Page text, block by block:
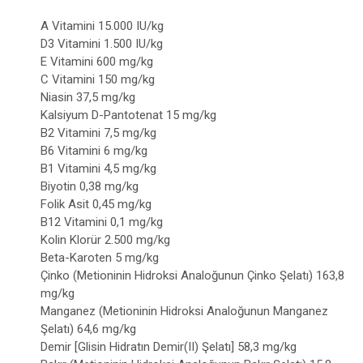
A Vitamini 15.000 IU/kg
D3 Vitamini 1.500 IU/kg
E Vitamini 600 mg/kg
C Vitamini 150 mg/kg
Niasin 37,5 mg/kg
Kalsiyum D-Pantotenat 15 mg/kg
B2 Vitamini 7,5 mg/kg
B6 Vitamini 6 mg/kg
B1 Vitamini 4,5 mg/kg
Biyotin 0,38 mg/kg
Folik Asit 0,45 mg/kg
B12 Vitamini 0,1 mg/kg
Kolin Klorür 2.500 mg/kg
Beta-Karoten 5 mg/kg
Çinko (Metioninin Hidroksi Analoğunun Çinko Şelatı) 163,8
mg/kg
Manganez (Metioninin Hidroksi Analoğunun Manganez
Şelatı) 64,6 mg/kg
Demir [Glisin Hidratın Demir(II) Şelatı] 58,3 mg/kg